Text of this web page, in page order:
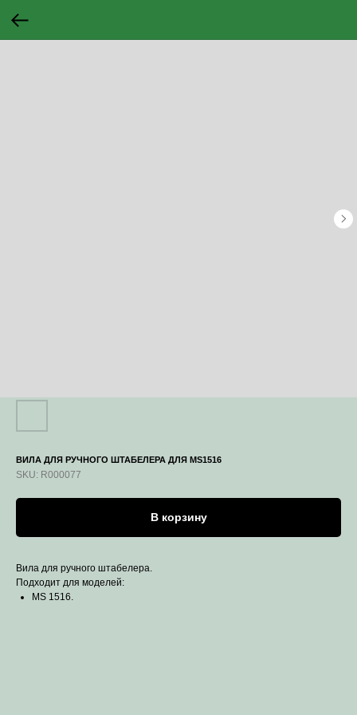
ВИЛА ДЛЯ РУЧНОГО ШТАБЕЛЕРА ДЛЯ MS1516
SKU: R000077
В корзину
Вила для ручного штабелера.
Подходит для моделей:
MS 1516.